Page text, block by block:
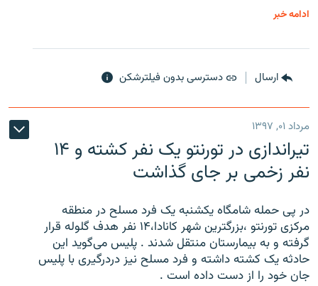
ادامه خبر
ارسال دسترسی بدون فیلترشکن
مرداد ۰۱, ۱۳۹۷
تیراندازی در تورنتو یک نفر کشته و ۱۴
نفر زخمی بر جای گذاشت
در پی حمله شامگاه یکشنبه یک فرد مسلح در منطقه
مرکزی تورنتو ،‌بزرگترین شهر کانادا،۱۴ نفر هدف گلوله قرار
گرفته و به بیمارستان منتقل شدند . پلیس می‌گوید این
حادثه یک کشته داشته و فرد مسلح نیز دردرگیری با پلیس
جان خود را از دست داده است .